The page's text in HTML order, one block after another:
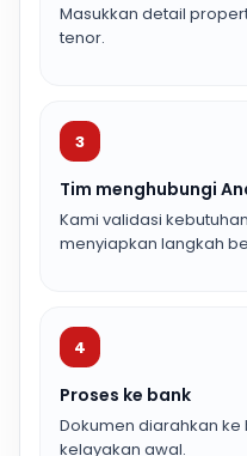
Masukkan detail
tenor.
3
Tim menghubungi
Kami validasi
menyiapkan langkah
4
Proses ke bank
Dokumen diarahkan
kelayakan awal.